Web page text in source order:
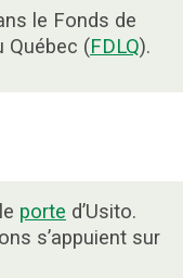
le Fonds de
Québec (FDLQ).
porte d’Usito.
s’appuient sur